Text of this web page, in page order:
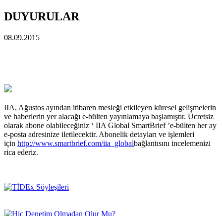
DUYURULAR
08.09.2015
IIA, Ağustos ayından itibaren mesleği etkileyen küresel gelişmelerin
ve haberlerin yer alacağı e-bülten yayınlamaya başlamıştır. Ücretsiz
olarak abone olabileceğiniz ‘ IIA Global SmartBrief ’e-bülten her ay
e-posta adresinize iletilecektir. Abonelik detayları ve işlemleri
için http://www.smartbrief.com/iia_globalbağlantısını incelemenizi
rica ederiz.